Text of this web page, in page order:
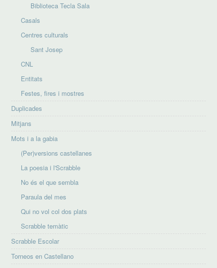
Biblioteca Tecla Sala
Casals
Centres culturals
Sant Josep
CNL
Entitats
Festes, fires i mostres
Duplicades
Mitjans
Mots i a la gabia
(Per)versions castellanes
La poesia i l'Scrabble
No és el que sembla
Paraula del mes
Qui no vol col dos plats
Scrabble temàtic
Scrabble Escolar
Torneos en Castellano